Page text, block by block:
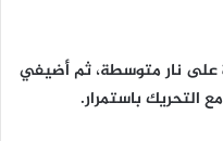
على نار متوسطة، ثم أضيفي
التحريك باستمرار.